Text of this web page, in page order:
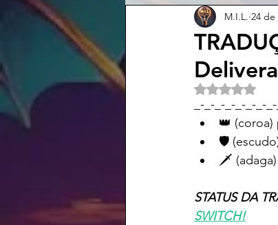
M.I.L. 24
Avaliado
_-_-_-_-_-_-_-
👑 (coroa)
🛡️
🗡️ (adaga)
STATUS DA
SWITCH!